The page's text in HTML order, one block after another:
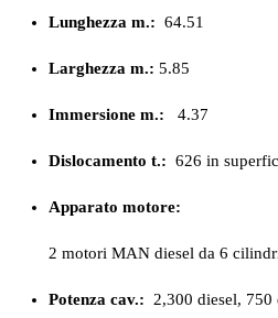
Lunghezza m.: 64.51
Larghezza m.: 5.85
Immersione m.: 4.37
Dislocamento t.: 626 in
Apparato motore:
2 motori MAN diesel da 6
Potenza cav.: 2,300 diesel, 750